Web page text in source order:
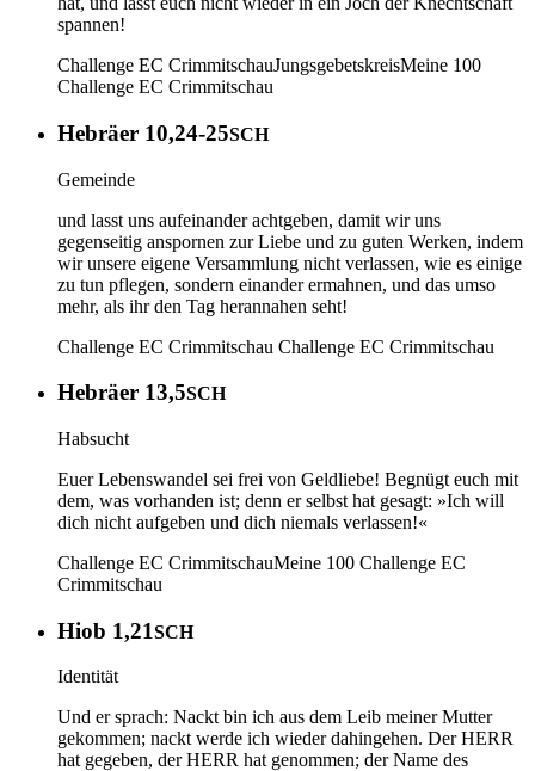
spannen!
Challenge EC CrimmitschauJungsgebetskreisMeine 100
Challenge EC Crimmitschau
Hebräer 10,24-25SCH
Gemeinde
und lasst uns aufeinander achtgeben, damit wir uns
gegenseitig anspornen zur Liebe und zu guten Werken, indem
wir unsere eigene Versammlung nicht verlassen, wie es einige
zu tun pflegen, sondern einander ermahnen, und das umso
mehr, als ihr den Tag herannahen seht!
Challenge EC Crimmitschau Challenge EC Crimmitschau
Hebräer 13,5SCH
Habsucht
Euer Lebenswandel sei frei von Geldliebe! Begnügt euch mit
dem, was vorhanden ist; denn er selbst hat gesagt: »Ich will
dich nicht aufgeben und dich niemals verlassen!«
Challenge EC CrimmitschauMeine 100 Challenge EC
Crimmitschau
Hiob 1,21SCH
Identität
Und er sprach: Nackt bin ich aus dem Leib meiner Mutter
gekommen; nackt werde ich wieder dahingehen. Der HERR
hat gegeben, der HERR hat genommen; der Name des